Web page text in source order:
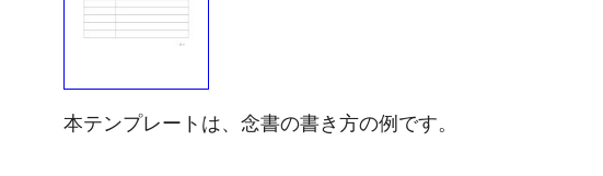
本テンプレートは、念書の書き方の例です。